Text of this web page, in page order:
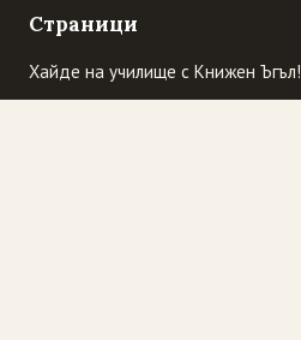
Страници
Хайде на училище с Книжен Ъгъл!